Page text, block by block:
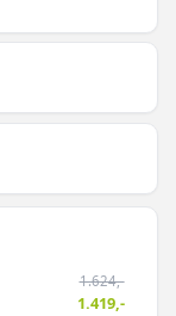
1.624,-
1.419,-